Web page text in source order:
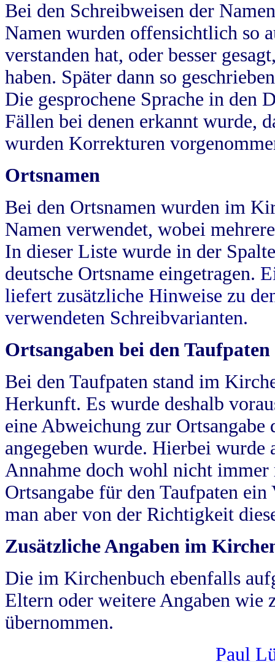
Bei den Schreibweisen der
Namen wurden offensichtlich so
verstanden hat, oder besser
haben. Später dann so
Die gesprochene Sprache in
Fällen bei denen erkannt wurde,
wurden Korrekturen
Ortsnamen
Bei den Ortsnamen wurden im
Namen verwendet, wobei
In dieser Liste wurde in der
deutsche Ortsname eingetragen.
liefert zusätzliche Hinweise zu
verwendeten Schreibvarianten.
Ortsangaben bei den Taufpaten
Bei den Taufpaten stand im
Herkunft. Es wurde deshalb
eine Abweichung zur
angegeben wurde. Hierbei wurde
Annahme doch wohl nicht
Ortsangabe für den Taufpaten
man aber von der Richtigkeit
Zusätzliche Angaben im
Die im Kirchenbuch ebenfalls
Eltern oder weitere Angaben wie
übernommen.
Paul